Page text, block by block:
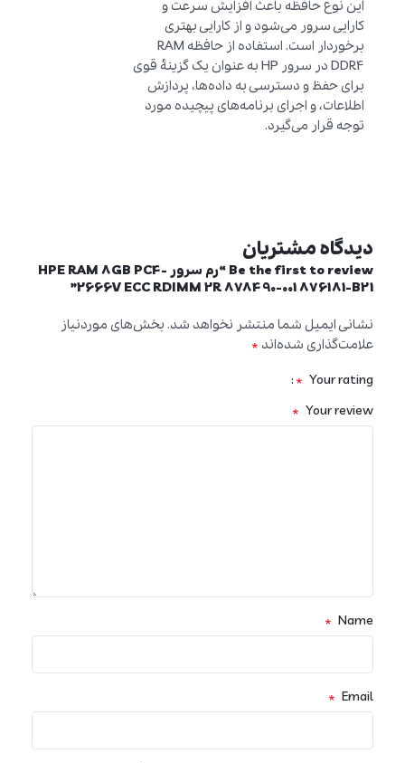
این نوع حافظه باعث افزایش سرعت و
کارایی سرور می‌شود و از کارایی بهتری
برخوردار است. استفاده از حافظه RAM
DDR4 در سرور HP به عنوان یک گزینهٔ قوی
برای حفظ و دسترسی به داده‌ها، پردازش
اطلاعات، و اجرای برنامه‌های پیچیده مورد
توجه قرار می‌گیرد.
دیدگاه مشتریان
Be the first to review “رم سرور HPE RAM 8GB PC4-
2666V ECC RDIMM 2R 878490-001 876181-B21”
نشانی ایمیل شما منتشر نخواهد شد. بخش‌های موردنیاز
علامت‌گذاری شده‌اند *
Your rating
*
Your review
*
Name
*
Email
*